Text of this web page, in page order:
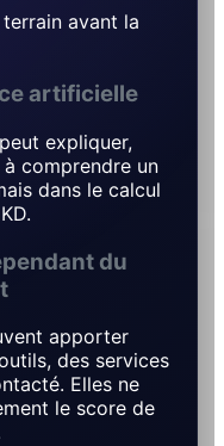
terrain avant la
artificielle
expliquer,
comprendre un
dans le calcul
du
apporter
des services
Elles ne
le score de